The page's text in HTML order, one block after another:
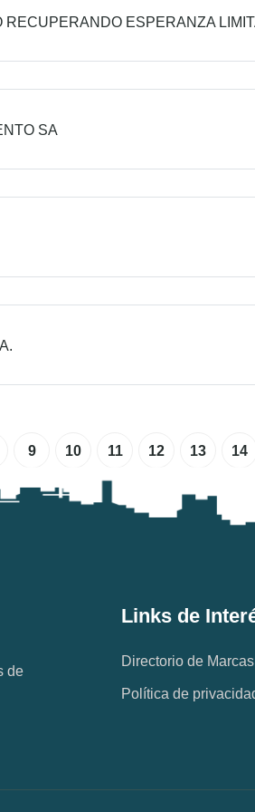
RECUPERANDO ESPERANZA
SA
9 10 11 12 13 14
de
Links de
Directorio de Marcas
Política de